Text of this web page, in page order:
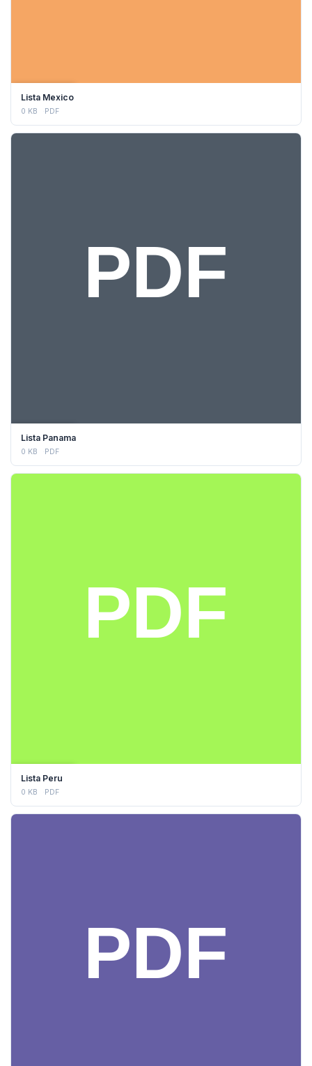
Lista Mexico
0 KB PDF
Lista Panama
0 KB PDF
Lista Peru
0 KB PDF